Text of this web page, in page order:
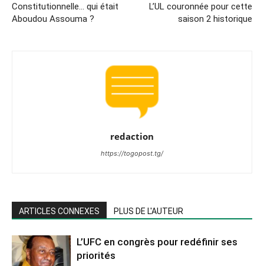
Constitutionnelle… qui était
Aboudou Assouma ?
L’UL couronnée pour cette
saison 2 historique
redaction
https://togopost.tg/
ARTICLES CONNEXES PLUS DE L'AUTEUR
L’UFC en congrès pour redéfinir ses
priorités